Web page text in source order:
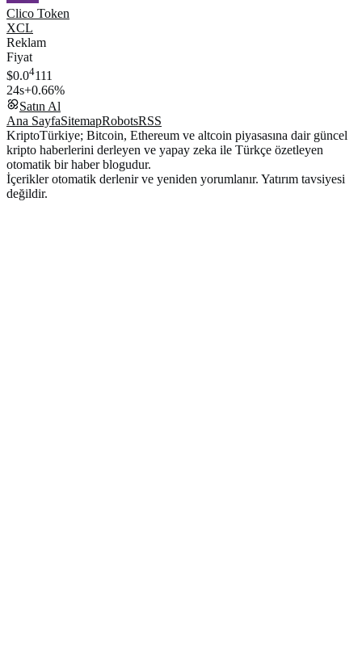
Clico Token
XCL
Reklam
Fiyat
$0.04111
24s+0.66%
Satın Al
Ana SayfaSitemapRobotsRSS
KriptoTürkiye; Bitcoin, Ethereum ve altcoin piyasasına dair güncel
kripto haberlerini derleyen ve yapay zeka ile Türkçe özetleyen
otomatik bir haber blogudur.
İçerikler otomatik derlenir ve yeniden yorumlanır. Yatırım tavsiyesi
değildir.